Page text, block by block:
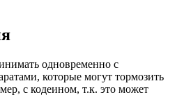
одновременно с
которые могут тормозить
с кодеином, т.к. это может